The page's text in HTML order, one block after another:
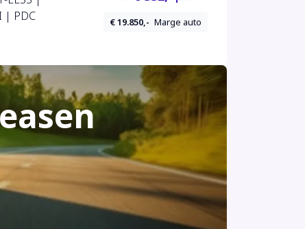
| PDC
€ 19.850,- Marge auto